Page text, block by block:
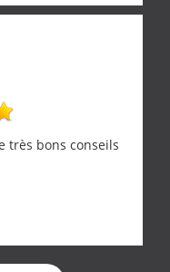
très bons conseils